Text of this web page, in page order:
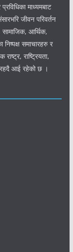
माध्यमबाट
जीवन परिवर्तन
सामाजिक, आर्थिक,
समाचारहरु र
राष्ट्रियता,
रहदै आई रहेको छ ।